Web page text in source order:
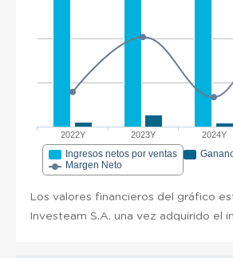
2022Y 2023Y 2024Y
Ingresos netos por ventas
Margen Neto
Los valores financieros del gráfico
Investeam S.A. una vez adquirido el